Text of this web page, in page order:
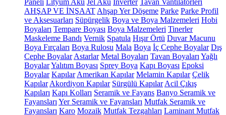
Paneli Lityum Akü Jel Akü İnverter Tavan Vantilatörleri
AHŞAP VE İNŞAAT Ahşap Yer Döşeme Parke Parke Profil
ve Aksesuarları Süpürgelik Boya ve Boya Malzemeleri Hobi
Boyaları Tempare Boyası Boya Malzemeleri Tinerler
Maskeleme Bandı Vernik Spatula Hışır Örtü Duvar Macunu
Boya Fırçaları Boya Rulosu Mala Boya İç Cephe Boyalar Dış
Cephe Boyalar Astarlar Metal Boyaları Tavan Boyaları Yağlı
BoyalarYalıtım Boyası Sprey Boya Kapı Boyası Epoksi
Boyalar Kapılar Amerikan Kapılar Melamin Kapılar Çelik
Kapılar Akordiyon Kapılar Sürgülü Kapılar Acil Çıkış
Kapıları Kapı Kolları Seramik ve Fayans Banyo Seramik ve
Fayansları Yer Seramik ve Fayansları Mutfak Seramik ve
Fayansları Karo Mozaik Mutfak Tezgahları Laminant Mutfak